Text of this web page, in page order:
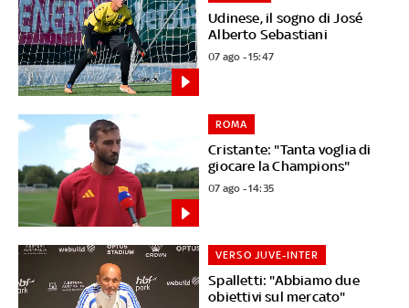
Udinese, il sogno di José
Alberto Sebastiani
07 ago - 15:47
Cristante: "Tanta voglia di
giocare la Champions"
ROMA
07 ago - 14:35
Spalletti: "Abbiamo due
obiettivi sul mercato"
VERSO JUVE-INTER